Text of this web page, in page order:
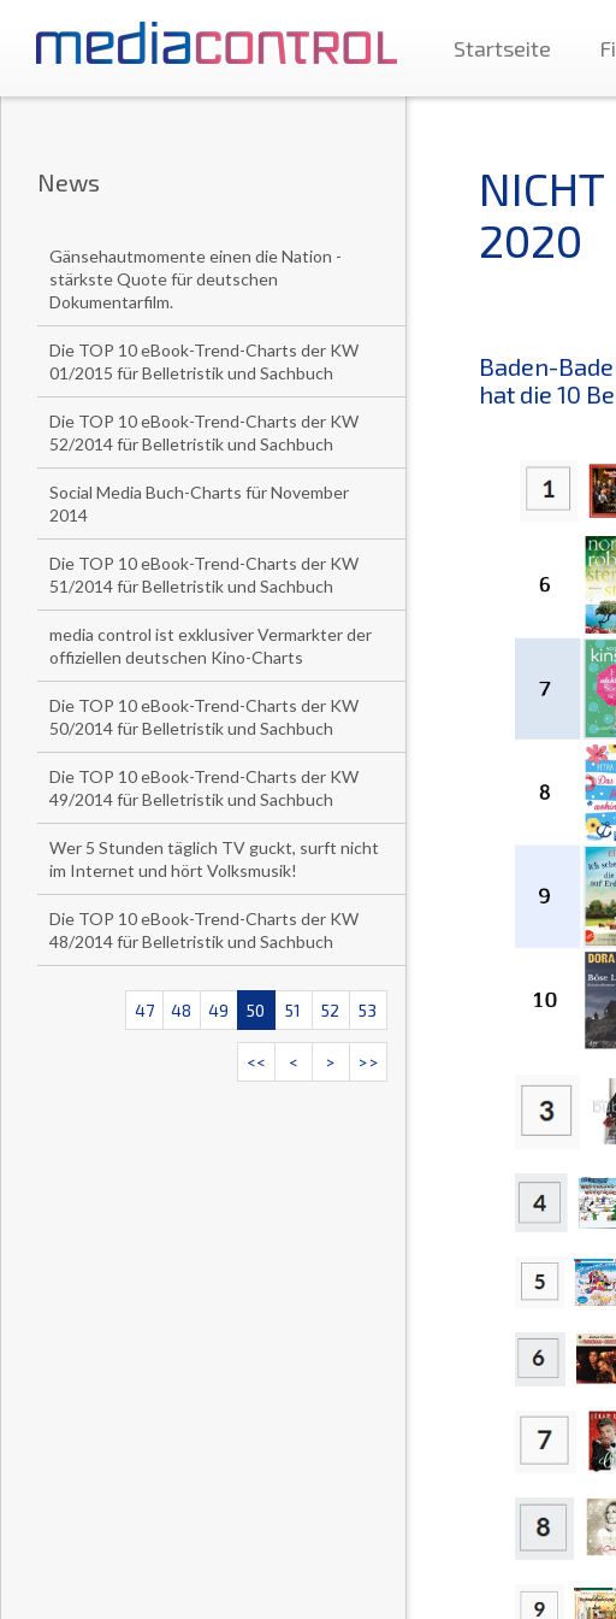
Startseite
News
Gänsehautmomente einen die Nation -
stärkste Quote für deutschen
Dokumentarfilm.
Die TOP 10 eBook-Trend-Charts der KW
01/2015 für Belletristik und Sachbuch
Die TOP 10 eBook-Trend-Charts der KW
52/2014 für Belletristik und Sachbuch
Social Media Buch-Charts für November
2014
Die TOP 10 eBook-Trend-Charts der KW
51/2014 für Belletristik und Sachbuch
media control ist exklusiver Vermarkter der
offiziellen deutschen Kino-Charts
Die TOP 10 eBook-Trend-Charts der KW
50/2014 für Belletristik und Sachbuch
Die TOP 10 eBook-Trend-Charts der KW
49/2014 für Belletristik und Sachbuch
Wer 5 Stunden täglich TV guckt, surft nicht
im Internet und hört Volksmusik!
Die TOP 10 eBook-Trend-Charts der KW
48/2014 für Belletristik und Sachbuch
47 48 49 50 51 52 53
<< < > >>
2020
Baden-
hat die 10